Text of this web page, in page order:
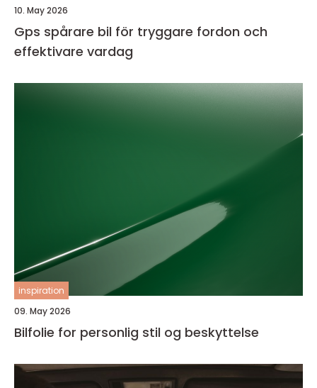
10. May 2026
Gps spårare bil för tryggare fordon och
effektivare vardag
inspiration
09. May 2026
Bilfolie for personlig stil og beskyttelse